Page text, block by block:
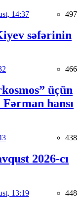
14:37 497
səfərinin
466
üçün
hansı
438
2026-cı
13:19 448